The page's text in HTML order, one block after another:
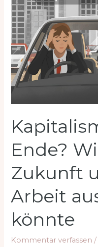
Ende?
Zukunft
Arbeit
könnte
Kommentar verfassen /